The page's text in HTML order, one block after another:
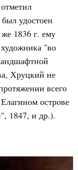
удостоен
1836 г. ему
"во
Хруцкий не
всего
острове
1847, и др.).